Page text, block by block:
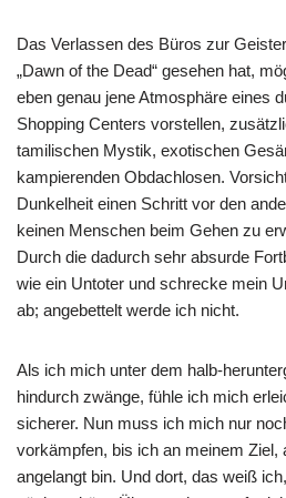
Das Verlassen des Büros zur
„Dawn of the Dead“ gesehen hat,
eben genau jene Atmosphäre eines
Shopping Centers vorstellen,
tamilischen Mystik, exotischen
kampierenden Obdachlosen.
Dunkelheit einen Schritt vor den
keinen Menschen beim Gehen zu
Durch die dadurch sehr absurde
wie ein Untoter und schrecke mein
ab; angebettelt werde ich nicht.
Als ich mich unter dem halb-
hindurch zwänge, fühle ich mich
sicherer. Nun muss ich mich nur
vorkämpfen, bis ich an meinem Ziel,
angelangt bin. Und dort, das weiß